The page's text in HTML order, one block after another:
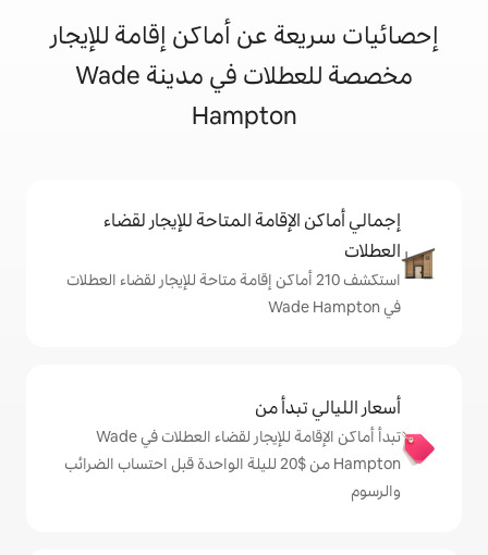
عن أماكن إقامة للإيجار
مخصصة للعطلات في مدينة Wade
المتاحة للإيجار لقضاء
210 أماكن إقامة متاحة للإيجار لقضاء العطلات
تبدأ أماكن الإقامة للإيجار لقضاء العطلات في Wade
Hampton من $‏20 لليلة الواحدة قبل احتساب الضرائب